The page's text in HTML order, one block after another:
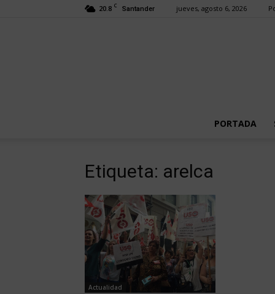
20.8 C Santander jueves, agosto 6, 2026
PORTADA
Etiqueta: arelca
Actualidad